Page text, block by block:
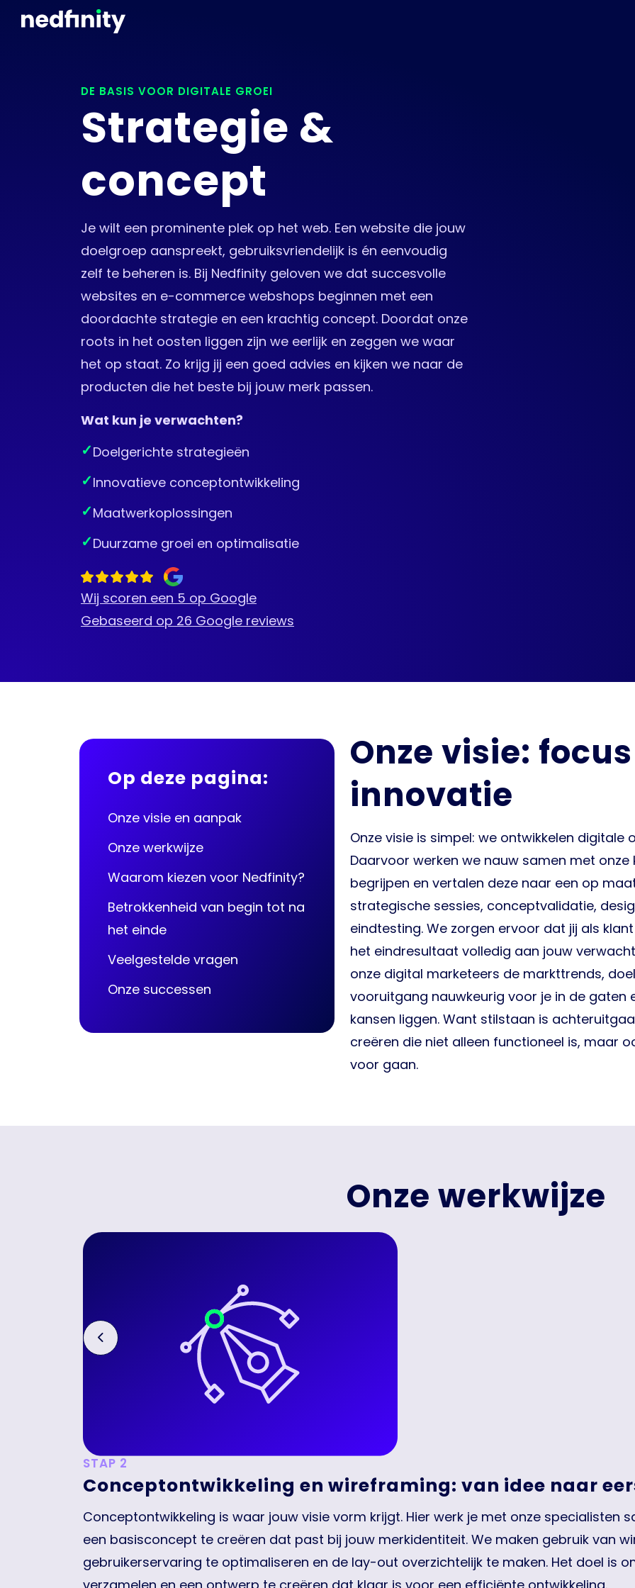
DE BASIS VOOR DIGITALE GROEI
Strategie &
concept
Je wilt een prominente plek op het web. Een website die jouw
doelgroep aanspreekt, gebruiksvriendelijk is én eenvoudig
zelf te beheren is. Bij Nedfinity geloven we dat succesvolle
websites en e-commerce webshops beginnen met een
doordachte strategie en een krachtig concept. Doordat onze
roots in het oosten liggen zijn we eerlijk en zeggen we waar
het op staat. Zo krijg jij een goed advies en kijken we naar de
producten die het beste bij jouw merk passen.
Wat kun je verwachten?
Doelgerichte strategieën
Innovatieve conceptontwikkeling
Maatwerkoplossingen
Duurzame groei en optimalisatie
Wij scoren een 5 op Google
Gebaseerd op 26 Google reviews
Op deze pagina:
Onze visie en aanpak
Onze werkwijze
Waarom kiezen voor Nedfinity?
Betrokkenheid van begin tot na
het einde
Veelgestelde vragen
Onze successen
Onze visie:
innovatie
Onze visie is simpel: we ontwikkelen digitale
Daarvoor werken we nauw samen met
begrijpen en vertalen deze naar een op
strategische sessies, conceptvalidatie,
eindtesting. We zorgen ervoor dat jij als
het eindresultaat volledig aan jouw
onze digital marketeers de markttrends,
vooruitgang nauwkeurig voor je in de gaten
kansen liggen. Want stilstaan is
creëren die niet alleen functioneel is, maar
voor gaan.
Onze werkwijze
Previous
STAP 3
Contentstrategie en SEO: vindbaarheid en beleving
De basis staat, dus is klaar voor een sterk staaltje content. Content is de kern van een
ontwikkelen een contentstrategie die aansluit bij jouw merkverhaal en doelen. Daarbij
jouw website of webshop goed gevonden wordt in zoekmachines. Wat dat precies